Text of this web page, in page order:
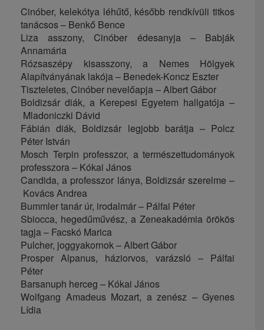
Cinóber, kelekótya léhűtő, később rendkívüli titkos
tanácsos – Benkő Bence
Liza asszony, Cinóber édesanyja – Babják
Annamária
Rózsaszépy kisasszony, a Nemes Hölgyek
Alapítványának lakója – Benedek-Koncz Eszter
Tiszteletes, Cinóber nevelőapja – Albert Gábor
Boldizsár diák, a Kerepesi Egyetem hallgatója –
Mladoniczki Dávid
Fábián diák, Boldizsár legjobb barátja – Polcz
Péter István
Mosch Terpin professzor, a természettudományok
professzora – Kókai János
Candida, a professzor lánya, Boldizsár szerelme –
Kovács Andrea
Bummler tanár úr, irodalmár – Pálfai Péter
Sbiocca, hegedűművész, a Zeneakadémia örökös
tagja – Facskó Marica
Pulcher, joggyakornok – Albert Gábor
Prosper Alpanus, háziorvos, varázsló – Pálfai
Péter
Barsanuph herceg – Kókai János
Wolfgang Amadeus Mozart, a zenész – Gyenes
Lídia